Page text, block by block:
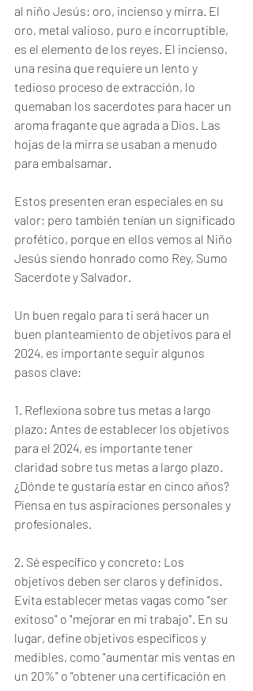
al niño Jesús: oro, incienso y mirra. El
oro, metal valioso, puro e incorruptible,
es el elemento de los reyes. El incienso,
una resina que requiere un lento y
tedioso proceso de extracción, lo
quemaban los sacerdotes para hacer un
aroma fragante que agrada a Dios. Las
hojas de la mirra se usaban a menudo
para embalsamar.
Estos presenten eran especiales en su
valor; pero también tenían un significado
profético, porque en ellos vemos al Niño
Jesús siendo honrado como Rey, Sumo
Sacerdote y Salvador.
Un buen regalo para ti será hacer un
buen planteamiento de objetivos para el
2024, es importante seguir algunos
pasos clave:
1. Reflexiona sobre tus metas a largo
plazo: Antes de establecer los objetivos
para el 2024, es importante tener
claridad sobre tus metas a largo plazo.
¿Dónde te gustaría estar en cinco años?
Piensa en tus aspiraciones personales y
profesionales.
2. Sé específico y concreto: Los
objetivos deben ser claros y definidos.
Evita establecer metas vagas como "ser
exitoso" o "mejorar en mi trabajo". En su
lugar, define objetivos específicos y
medibles, como "aumentar mis ventas en
un 20%" o "obtener una certificación en